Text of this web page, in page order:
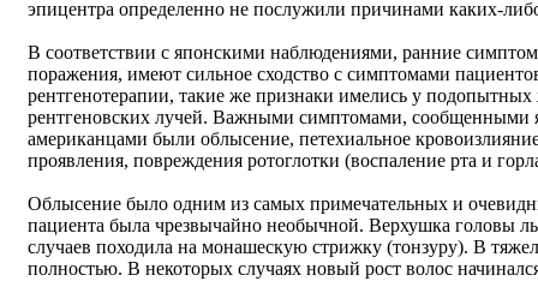
эпицентра определенно не послужили причинами каких-
В соответствии с японскими наблюдениями, ранние
поражения, имеют сильное сходство с симптомами
рентгенотерапии, такие же признаки имелись у
рентгеновских лучей. Важными симптомами,
американцами были облысение, петехиальное
проявления, повреждения ротоглотки (воспаление рта и
Облысение было одним из самых примечательных и
пациента была чрезвычайно необычной. Верхушка головы
случаев походила на монашескую стрижку (тонзуру). В
полностью. В некоторых случаях новый рост волос